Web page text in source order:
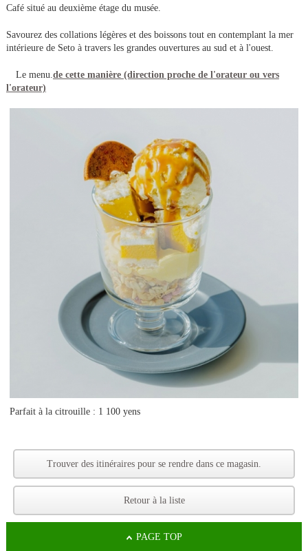
Café situé au deuxième étage du musée.
Savourez des collations légères et des boissons tout en contemplant la mer
intérieure de Seto à travers les grandes ouvertures au sud et à l'ouest.
Le menu.de cette manière (direction proche de l'orateur ou vers
l'orateur)
Parfait à la citrouille : 1 100 yens
Trouver des itinéraires pour se rendre dans ce magasin.
Retour à la liste
PAGE TOP